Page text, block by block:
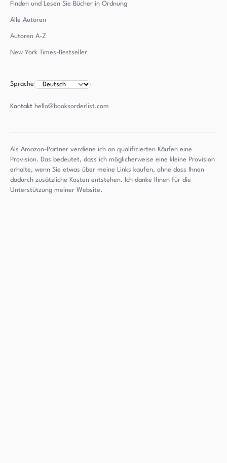
Finden und Lesen Sie Bücher in Ordnung
Alle Autoren
Autoren A-Z
New York Times-Bestseller
Sprache
Kontakt hello@booksorderlist.com
Als Amazon-Partner verdiene ich an qualifizierten Käufen eine
Provision. Das bedeutet, dass ich möglicherweise eine kleine Provision
erhalte, wenn Sie etwas über meine Links kaufen, ohne dass Ihnen
dadurch zusätzliche Kosten entstehen. Ich danke Ihnen für die
Unterstützung meiner Website.